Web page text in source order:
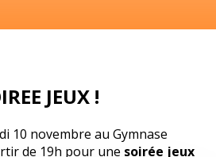
JEUX !
10 novembre au Gymnase
de 19h pour une soirée jeux